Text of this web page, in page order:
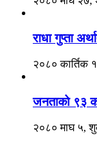
राधा गुप्ता
२०८० कार्तिक
जनताको ९३
२०८० माघ ५,